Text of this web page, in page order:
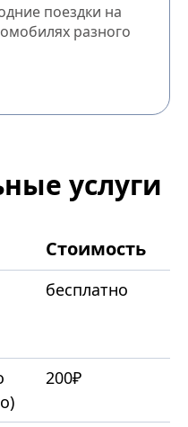
поездки на
разного
услуги
Стоимость
бесплатно
200₽